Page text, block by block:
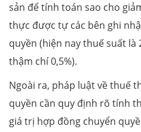
sản để tính toán sao cho
thực được tự các bên ghi
quyền (hiện nay thuế suất là
thậm chí 0,5%).
Ngoài ra, pháp luật về thuế
quyền cần quy định rõ tính
giá trị hợp đồng chuyển